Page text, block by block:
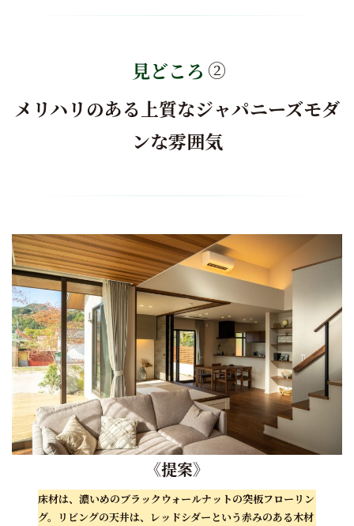
見どころ ②
メリハリのある上質なジャパニーズモダ
ンな雰囲気
《提案》
床材は、濃いめのブラックウォールナットの突板フローリン
グ。リビングの天井は、レッドシダーという赤みのある木材